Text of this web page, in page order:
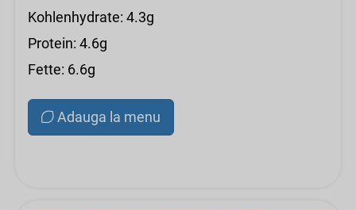
Kohlenhydrate: 4.3g
Protein: 4.6g
Fette: 6.6g
Adauga la menu